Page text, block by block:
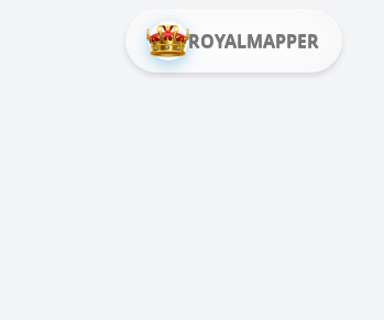
ROYALMAPPER